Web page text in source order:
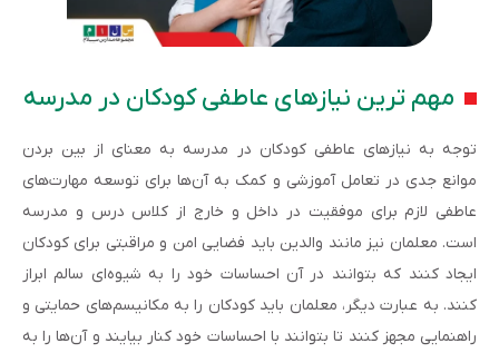
مهم ترین نیازهای عاطفی کودکان در مدرسه
توجه به نیازهای عاطفی کودکان در مدرسه به معنای از بین بردن
موانع جدی در تعامل آموزشی و کمک به آ‌ن‌ها برای توسعه مهارت‌های
عاطفی لازم برای موفقیت در داخل و خارج از کلاس درس و مدرسه
است. معلمان نیز مانند والدین باید فضایی امن و مراقبتی برای کودکان
ایجاد کنند که بتوانند در آن احساسات خود را به شیوه‌ای سالم ابراز
کنند. به عبارت دیگر، معلمان باید کودکان را به مکانیسم‌های حمایتی و
راهنمایی مجهز کنند تا بتوانند با احساسات خود کنار بیایند و آن‌ها را به